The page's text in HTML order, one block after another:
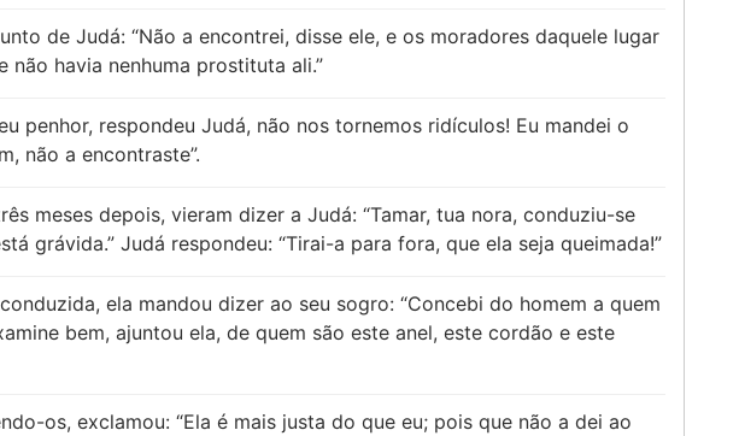
de Judá: “Não a encontrei, disse ele, e os moradores daquele lugar
não havia nenhuma prostituta ali.”
penhor, respondeu Judá, não nos tornemos ridículos! Eu mandei o
não a encontraste”.
meses depois, vieram dizer a Judá: “Tamar, tua nora, conduziu-se
grávida.” Judá respondeu: “Tirai-a para fora, que ela seja queimada!”
ela mandou dizer ao seu sogro: “Concebi do homem a quem
bem, ajuntou ela, de quem são este anel, este cordão e este
os, exclamou: “Ela é mais justa do que eu; pois que não a dei ao